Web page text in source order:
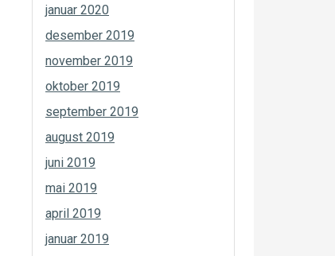
januar 2020
desember 2019
november 2019
oktober 2019
september 2019
august 2019
juni 2019
mai 2019
april 2019
januar 2019